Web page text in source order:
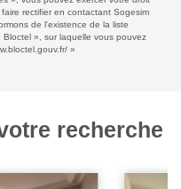
rectifier en contactant Sogesim
de l'existence de la liste
», sur laquelle vous pouvez
»
recherche